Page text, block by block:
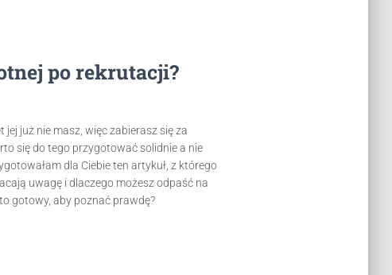
po rekrutacji?
już nie masz, więc zabierasz się za
się do tego przygotować solidnie a nie
dla Ciebie ten artykuł, z którego
uwagę i dlaczego możesz odpaść na
gotowy, aby poznać prawdę?